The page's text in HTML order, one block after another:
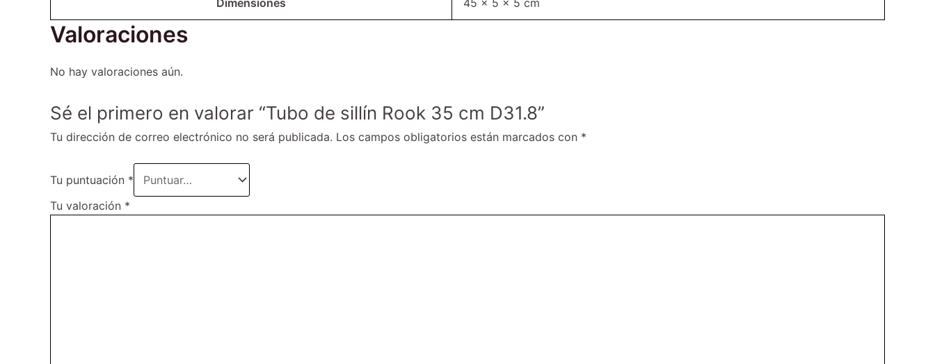
Valoraciones
No hay valoraciones aún.
Sé el primero en valorar “Tubo de sillín Rook 35 cm D31.8”
Tu dirección de correo electrónico no será publicada. Los campos obligatorios están marcados con *
Tu puntuación *
Tu valoración *